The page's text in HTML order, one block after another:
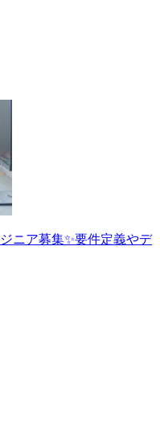
ニア募集✨要件定義やデ